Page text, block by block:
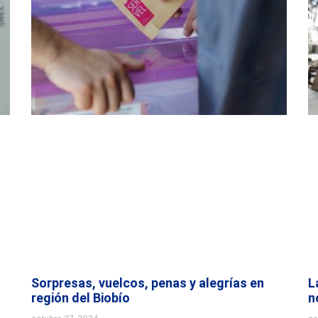
Sorpresas, vuelcos, penas y alegrías en
región del Biobío